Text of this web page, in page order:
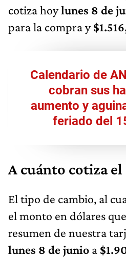
cotiza hoylunes 8 de
para la compra y
Calendario de
cobran sus
aumento y
feriado del
A cuánto cotiza
El tipo de cambio, al
el monto en dólares
resumen de nuestra
lunes 8 de junio a